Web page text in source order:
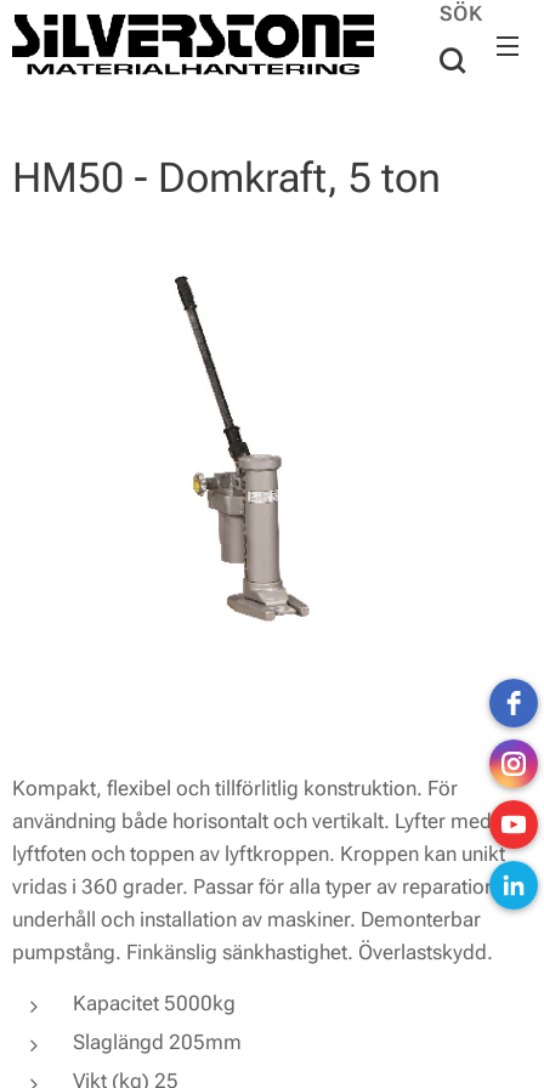
SÖK
HM50 - Domkraft, 5 ton
Kompakt, flexibel och tillförlitlig konstruktion. För
användning både horisontalt och vertikalt. Lyfter med
lyftfoten och toppen av lyftkroppen. Kroppen kan unikt
vridas i 360 grader. Passar för alla typer av reparation,
underhåll och installation av maskiner. Demonterbar
pumpstång. Finkänslig sänkhastighet. Överlastskydd.
Kapacitet 5000kg
Slaglängd 205mm
Vikt (kg) 25